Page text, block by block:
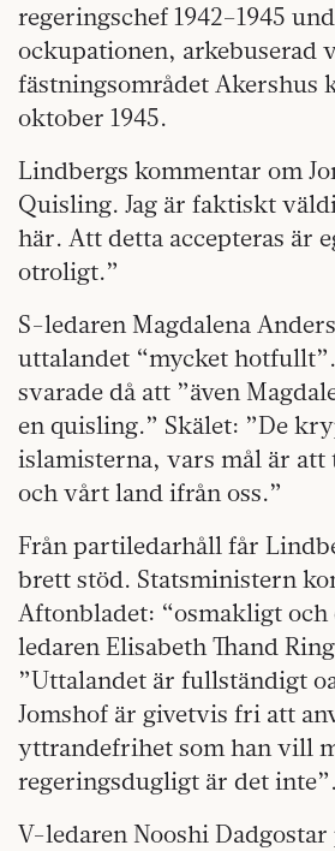
regeringschef 1942–1945
ockupationen, arkebuserad
fästningsområdet Akershus
oktober 1945.
Lindbergs kommentar om
Quisling. Jag är faktiskt
här. Att detta accepteras är
otroligt.”
S-ledaren Magdalena
uttalandet “mycket
svarade då att ”även
en quisling.” Skälet: ”De
islamisterna, vars mål är
och vårt land ifrån oss.”
Från partiledarhåll får
brett stöd. Statsministern
Aftonbladet: “osmakligt
ledaren Elisabeth Thand
”Uttalandet är fullständigt
Jomshof är givetvis fri att
yttrandefrihet som han vill
regeringsdugligt är det inte”.
V-ledaren Nooshi